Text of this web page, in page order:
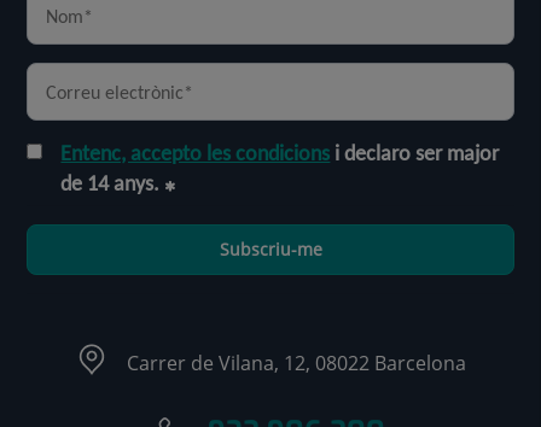
Entenc, accepto les condicions i declaro ser major
de 14 anys.
Subscriu-me
Carrer de Vilana, 12, 08022 Barcelona